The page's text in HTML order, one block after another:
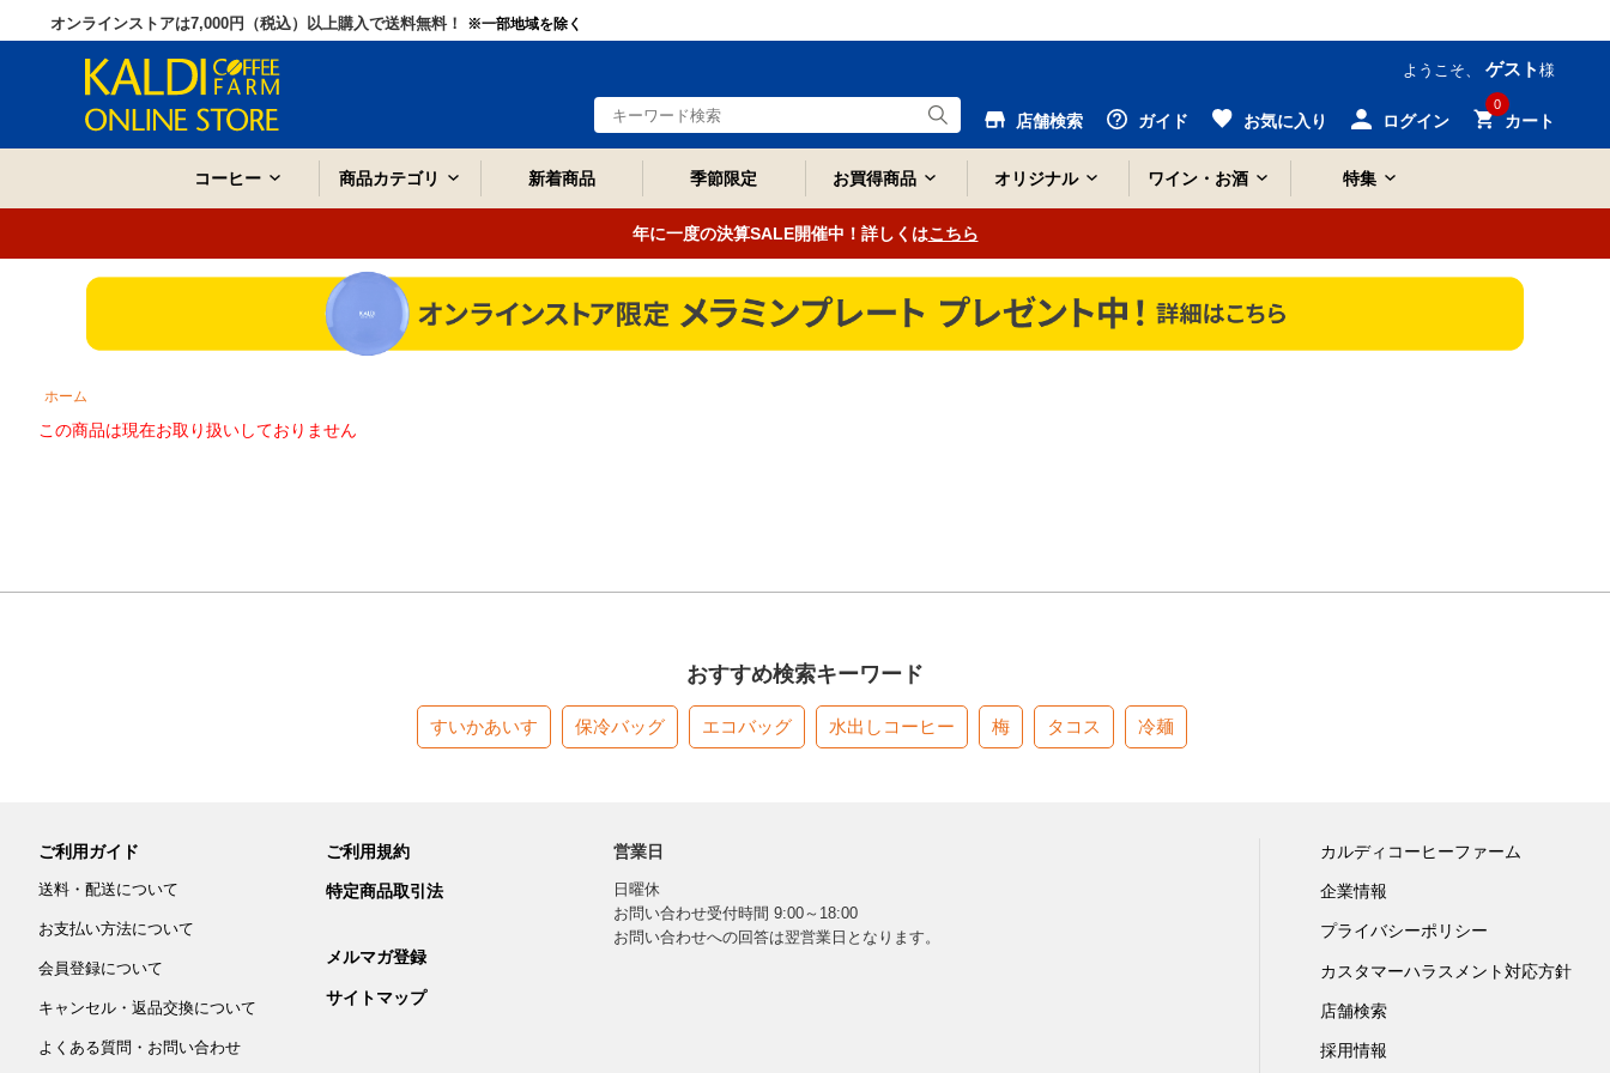
オンラインストアは7,000円（税込）以上購入で送料無料！ ※一部地域を除く
ようこそ、 ゲスト 様
店舗検索 ガイド お気に入り ログイン
0
カート
コーヒー 商品カテゴリ 新着商品 季節限定 お買得商品 オリジナル ワイン・お酒 特集
年に一度の決算SALE開催中！詳しくはこちら
ホーム
この商品は現在お取り扱いしておりません
おすすめ検索キーワード
すいかあいす 保冷バッグ エコバッグ 水出しコーヒー 梅 タコス 冷麺
ご利用ガイド
送料・配送について
お支払い方法について
会員登録について
キャンセル・返品交換について
よくある質問・お問い合わせ
ご利用規約
特定商品取引法
メルマガ登録
サイトマップ
営業日
日曜休
お問い合わせ受付時間 9:00～18:00
お問い合わせへの回答は翌営業日となります。
カルディコーヒーファーム
企業情報
プライバシーポリシー
カスタマーハラスメント対応方針
店舗検索
採用情報